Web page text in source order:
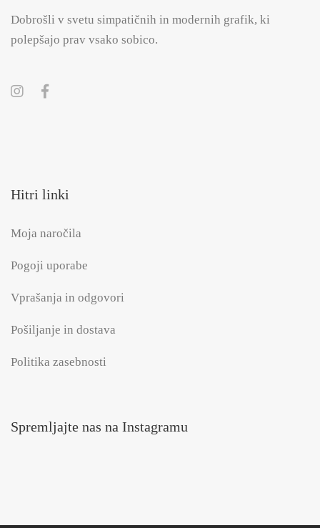
Dobrošli v svetu simpatičnih in modernih grafik, ki
polepšajo prav vsako sobico.
Hitri linki
Moja naročila
Pogoji uporabe
Vprašanja in odgovori
Pošiljanje in dostava
Politika zasebnosti
Spremljajte nas na Instagramu